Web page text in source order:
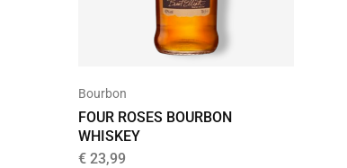
Bourbon
FOUR ROSES BOURBON
WHISKEY
€ 23,99